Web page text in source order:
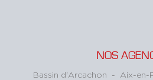
NOS
Bassin d'Arcachon - Aix-en-